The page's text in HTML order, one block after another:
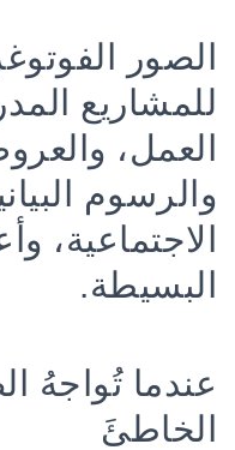
الصور
للمشاريع
العمل،
والرسوم
الاجتماعية،
البسيطة.
عندما تُواجهُ
الخاطئَ